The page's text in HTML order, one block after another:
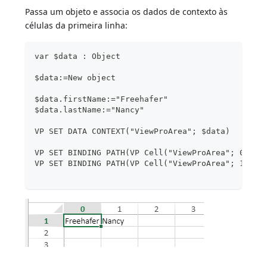
Passa um objeto e associa os dados de contexto às
células da primeira linha:
var $data : Object
$data:=New object
$data.firstName:="Freehafer"
$data.lastName:="Nancy"
VP SET DATA CONTEXT("ViewProArea"; $data)
VP SET BINDING PATH(VP Cell("ViewProArea"; 0;
VP SET BINDING PATH(VP Cell("ViewProArea"; 1;